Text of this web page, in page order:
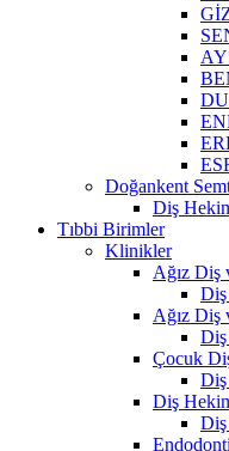
Doğankent
Diş
Tıbbi Birimler
Klinikler
Ağız Diş
Ağız Diş
Çocuk
Diş
Endodonti